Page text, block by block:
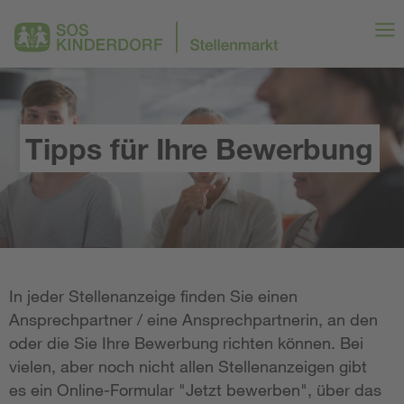
Tipps für Ihre Bewerbung
In jeder Stellenanzeige finden Sie einen
Ansprechpartner / eine Ansprechpartnerin, an den
oder die Sie Ihre Bewerbung richten können. Bei
vielen, aber noch nicht allen Stellenanzeigen gibt
es ein Online-Formular "Jetzt bewerben", über das